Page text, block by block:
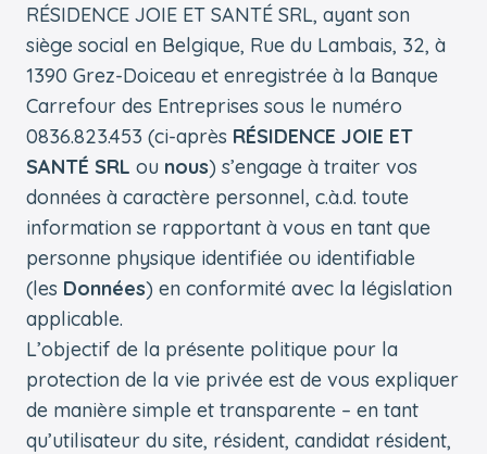
RÉSIDENCE JOIE ET SANTÉ SRL, ayant son
siège social en Belgique, Rue du Lambais, 32, à
1390 Grez-Doiceau et enregistrée à la Banque
Carrefour des Entreprises sous le numéro
0836.823.453 (ci-après RÉSIDENCE JOIE ET
SANTÉ SRL ou nous) s’engage à traiter vos
données à caractère personnel, c.à.d. toute
information se rapportant à vous en tant que
personne physique identifiée ou identifiable
(les Données) en conformité avec la législation
applicable.
L’objectif de la présente politique pour la
protection de la vie privée est de vous expliquer
de manière simple et transparente – en tant
qu’utilisateur du site, résident, candidat résident,